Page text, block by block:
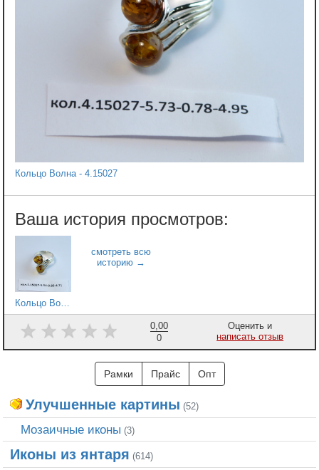
Кольцо Волна - 4.15027
Кольцо Волна - 1.15027
0,00
0
Оценить и
написать отзыв
Рамки Прайс Опт
Улучшенные картины (52)
Мозаичные иконы (3)
Иконы из янтаря (614)